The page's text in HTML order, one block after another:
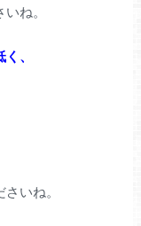
ね。
、
いね。